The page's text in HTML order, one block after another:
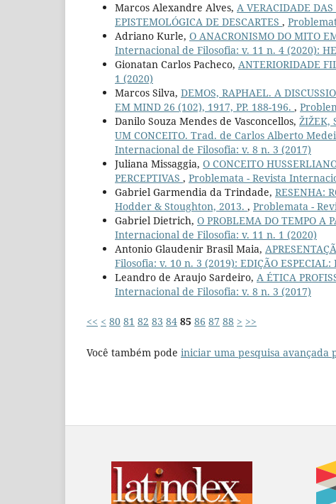
Marcos Alexandre Alves, A VERACIDADE
EPISTEMOLÓGICA DE DESCARTES ,
Adriano Kurle, O ANACRONISMO DO MITO
Internacional de Filosofia: v. 11 n. 4 (2020):
Gionatan Carlos Pacheco, ANTERIORIDADE
1 (2020)
Marcos Silva, DEMOS, RAPHAEL. A
EM MIND 26 (102), 1917, PP. 188-196. ,
Danilo Souza Mendes de Vasconcellos, ŽIŽEK,
UM CONCEITO. Trad. de Carlos Alberto
Internacional de Filosofia: v. 8 n. 3 (2017)
Juliana Missaggia, O CONCEITO
PERCEPTIVAS , Problemata - Revista
Gabriel Garmendia da Trindade, RESENHA:
Hodder & Stoughton, 2013. , Problemata -
Gabriel Dietrich, O PROBLEMA DO TEMPO A
Internacional de Filosofia: v. 11 n. 1 (2020)
Antonio Glaudenir Brasil Maia,
Filosofia: v. 10 n. 3 (2019): EDIÇÃO
Leandro de Araujo Sardeiro, A ÉTICA
Internacional de Filosofia: v. 8 n. 3 (2017)
<< < 80 81 82 83 84 85 86 87 88 > >>
Você também pode iniciar uma pesquisa avançada